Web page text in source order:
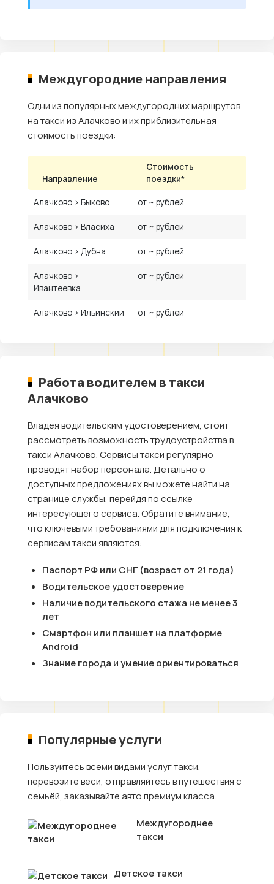
Междугородние направления
Одни из популярных междугородних маршрутов
на такси из Алачково и их приблизительная
стоимость поездки:
Направление
Стоимость
поездки*
Алачково › Быково от ~ рублей
Алачково › Власиха от ~ рублей
Алачково › Дубна от ~ рублей
Алачково ›
Ивантеевка
от ~ рублей
Алачково › Ильинский от ~ рублей
Работа водителем в такси
Алачково
Владея водительским удостоверением, стоит
рассмотреть возможность трудоустройства в
такси Алачково. Сервисы такси регулярно
проводят набор персонала. Детально о
доступных предложениях вы можете найти на
странице службы, перейдя по ссылке
интересующего сервиса. Обратите внимание,
что ключевыми требованиями для подключения к
сервисам такси являются:
Паспорт РФ или СНГ (возраст от 21 года)
Водительское удостоверение
Наличие водительского стажа не менее 3
лет
Смартфон или планшет на платформе
Android
Знание города и умение ориентироваться
Популярные услуги
Пользуйтесь всеми видами услуг такси,
перевозите веси, отправляйтесь в путешествия с
семьёй, заказывайте авто премиум класса.
Междугороднее
такси
Детское такси